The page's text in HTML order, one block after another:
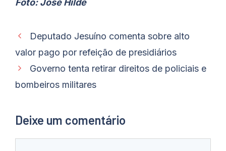
Deputado Jesuíno comenta sobre alto
valor pago por refeição de presidiários
Governo tenta retirar direitos de policiais e
bombeiros militares
Deixe um comentário